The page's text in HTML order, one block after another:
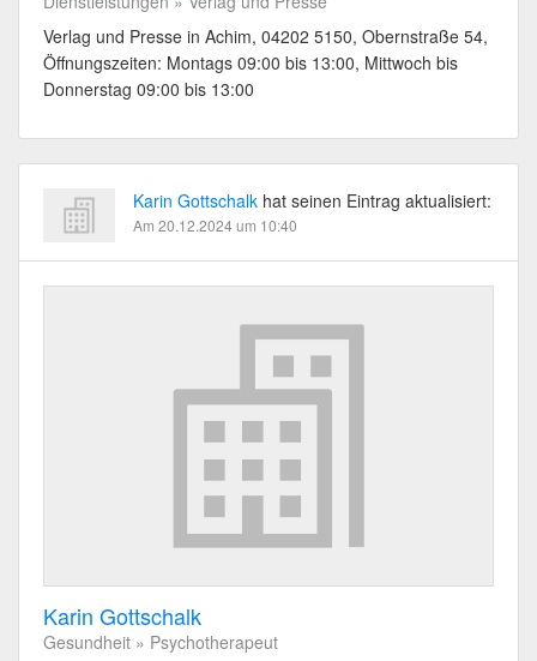
Verlag und Presse in Achim, 04202 5150, Obernstraße 54,
Öffnungszeiten: Montags 09:00 bis 13:00, Mittwoch bis
Donnerstag 09:00 bis 13:00
Karin Gottschalk hat seinen Eintrag aktualisiert:
Am 20.12.2024 um 10:40
Karin Gottschalk
Gesundheit » Psychotherapeut